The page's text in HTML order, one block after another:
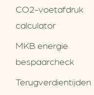
CO2-voetafdruk
calculator
MKB energie
bespaarcheck
Terugverdien­tijden